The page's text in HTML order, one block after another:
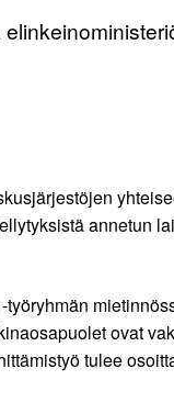
annetun
ovat
tulee